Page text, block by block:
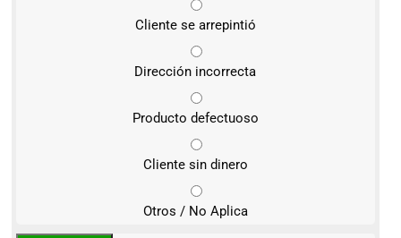
Cliente se arrepintió
Dirección incorrecta
Producto defectuoso
Cliente sin dinero
Otros / No Aplica